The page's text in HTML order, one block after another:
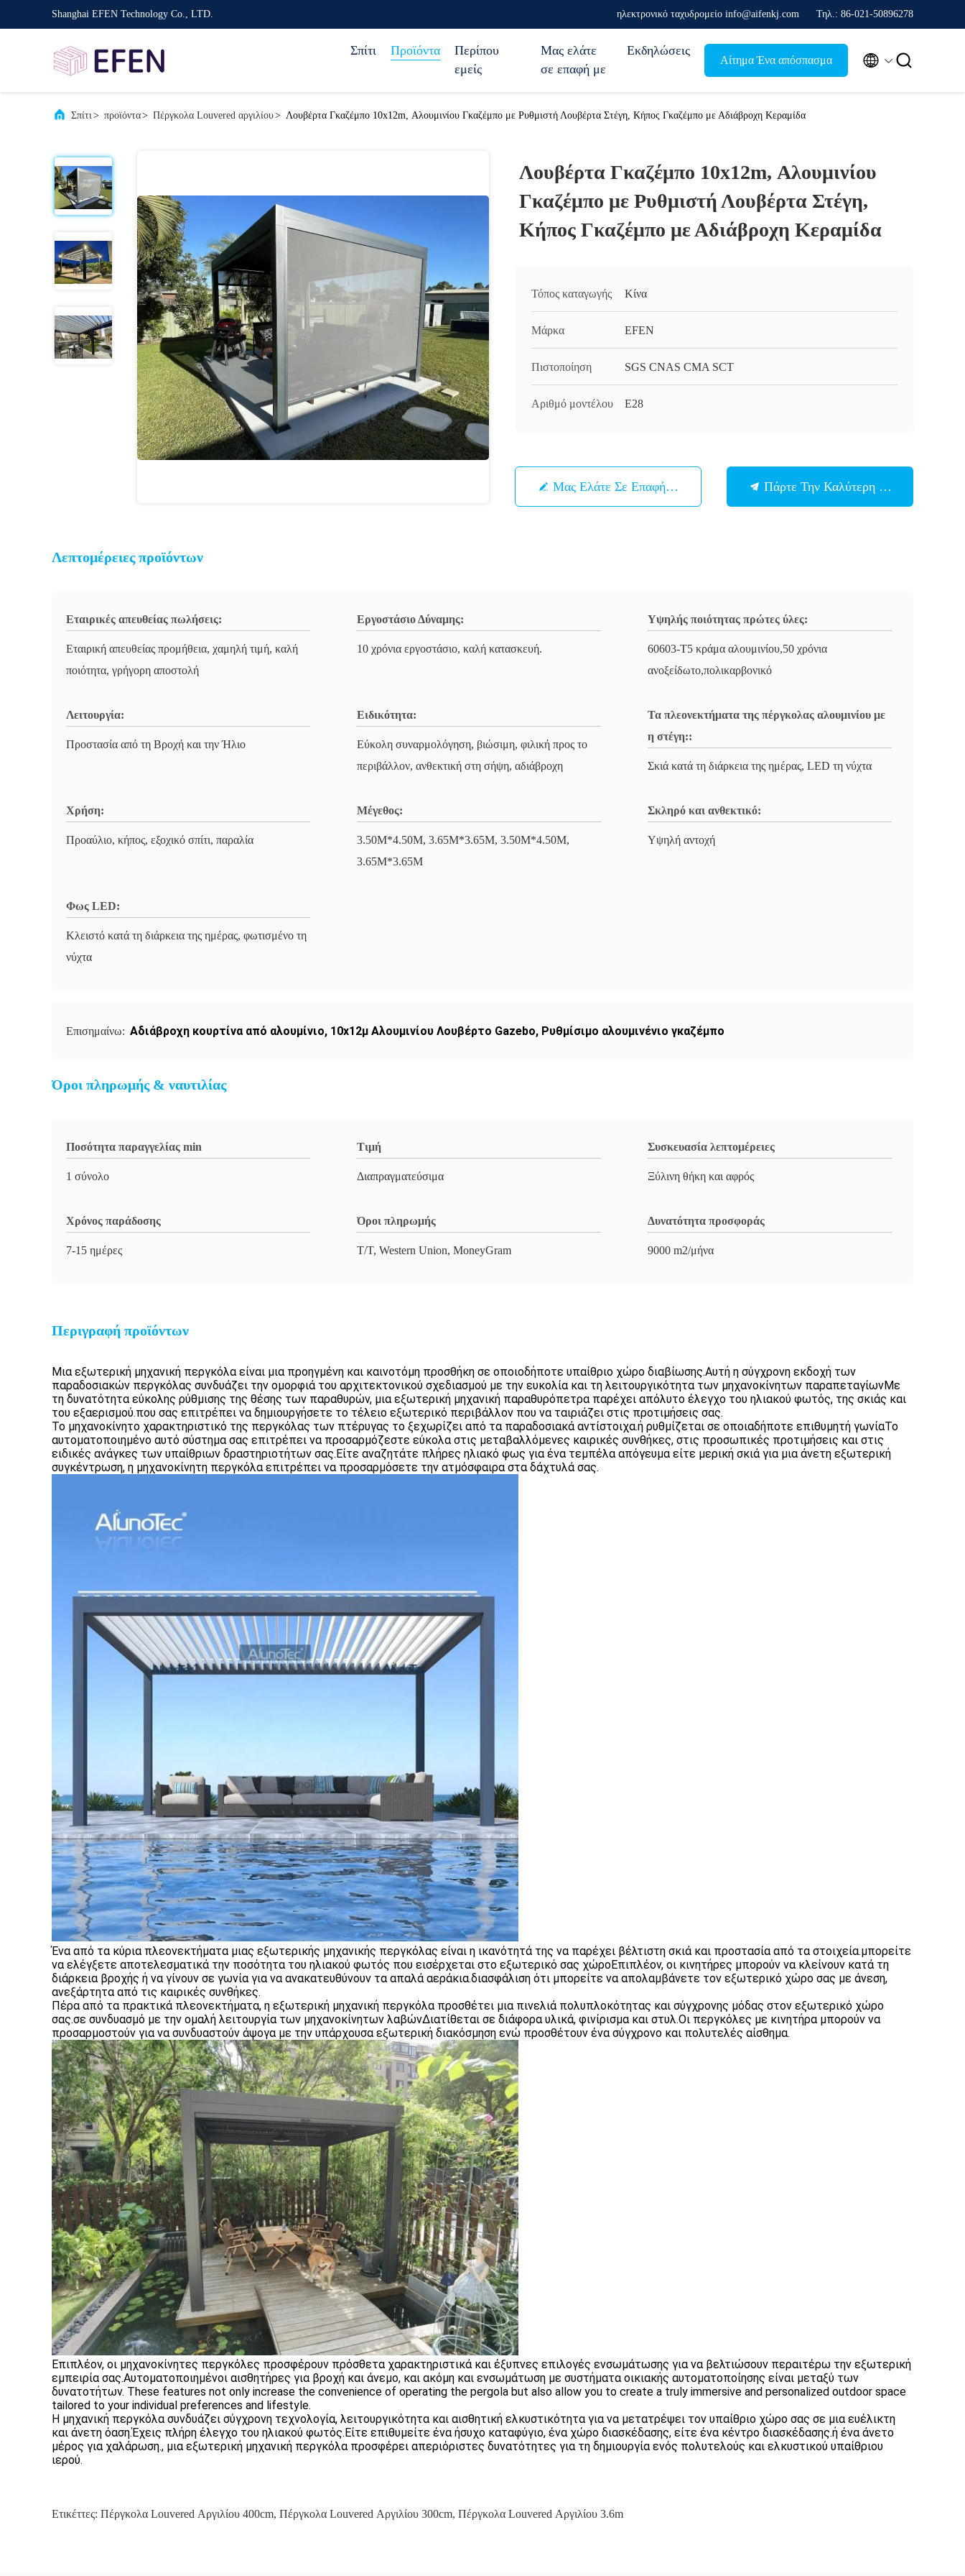
Shanghai EFEN Technology Co., LTD. ηλεκτρονικό ταχυδρομείο info@aifenkj.com Τηλ.: 86-021-50896278
Σπίτι Προϊόντα
Περίπου
εμείς
Μας ελάτε
σε επαφή με
Εκδηλώσεις
Αίτημα Ένα απόσπασμα  
Σπίτι> προϊόντα> Πέργκολα Louvered αργιλίου> Λουβέρτα Γκαζέμπο 10x12m, Αλουμινίου Γκαζέμπο με Ρυθμιστή Λουβέρτα Στέγη, Κήπος Γκαζέμπο με Αδιάβροχη Κεραμίδα
Λουβέρτα Γκαζέμπο 10x12m, Αλουμινίου
Γκαζέμπο με Ρυθμιστή Λουβέρτα Στέγη,
Κήπος Γκαζέμπο με Αδιάβροχη Κεραμίδα
Τόπος καταγωγής Κίνα
Μάρκα EFEN
Πιστοποίηση SGS CNAS CMA SCT
Αριθμό μοντέλου E28
Μας Ελάτε Σε Επαφή Με Πάρτε Την Καλύτερη Τιμή
Λεπτομέρειες προϊόντων
Εταιρικές απευθείας πωλήσεις:
Εταιρική απευθείας προμήθεια, χαμηλή τιμή, καλή
ποιότητα, γρήγορη αποστολή
Εργοστάσιο Δύναμης:
10 χρόνια εργοστάσιο, καλή κατασκευή.
Υψηλής ποιότητας πρώτες ύλες:
60603-T5 κράμα αλουμινίου,50 χρόνια
ανοξείδωτο,πολικαρβονικό
Λειτουργία:
Προστασία από τη Βροχή και την Ήλιο
Ειδικότητα:
Εύκολη συναρμολόγηση, βιώσιμη, φιλική προς το
περιβάλλον, ανθεκτική στη σήψη, αδιάβροχη
Τα πλεονεκτήματα της πέργκολας αλουμινίου με
η στέγη::
Σκιά κατά τη διάρκεια της ημέρας, LED τη νύχτα
Χρήση:
Προαύλιο, κήπος, εξοχικό σπίτι, παραλία
Μέγεθος:
3.50M*4.50M, 3.65M*3.65M, 3.50M*4.50M,
3.65M*3.65M
Σκληρό και ανθεκτικό:
Υψηλή αντοχή
Φως LED:
Κλειστό κατά τη διάρκεια της ημέρας, φωτισμένο τη
νύχτα
Επισημαίνω: Αδιάβροχη κουρτίνα από αλουμίνιο, 10x12μ Αλουμινίου Λουβέρτο Gazebo, Ρυθμίσιμο αλουμινένιο γκαζέμπο
Όροι πληρωμής & ναυτιλίας
Ποσότητα παραγγελίας min
1 σύνολο
Τιμή
Διαπραγματεύσιμα
Συσκευασία λεπτομέρειες
Ξύλινη θήκη και αφρός
Χρόνος παράδοσης
7-15 ημέρες
Όροι πληρωμής
T/T, Western Union, MoneyGram
Δυνατότητα προσφοράς
9000 m2/μήνα
Περιγραφή προϊόντων
Μια εξωτερική μηχανική περγκόλα είναι μια προηγμένη και καινοτόμη προσθήκη σε οποιοδήποτε υπαίθριο χώρο διαβίωσης.Αυτή η σύγχρονη εκδοχή των
παραδοσιακών περγκόλας συνδυάζει την ομορφιά του αρχιτεκτονικού σχεδιασμού με την ευκολία και τη λειτουργικότητα των μηχανοκίνητων παραπεταγίωνΜε
τη δυνατότητα εύκολης ρύθμισης της θέσης των παραθυρών, μια εξωτερική μηχανική παραθυρόπετρα παρέχει απόλυτο έλεγχο του ηλιακού φωτός, της σκιάς και
του εξαερισμού.που σας επιτρέπει να δημιουργήσετε το τέλειο εξωτερικό περιβάλλον που να ταιριάζει στις προτιμήσεις σας.
Το μηχανοκίνητο χαρακτηριστικό της περγκόλας των πτέρυγας το ξεχωρίζει από τα παραδοσιακά αντίστοιχα.ή ρυθμίζεται σε οποιαδήποτε επιθυμητή γωνίαΤο
αυτοματοποιημένο αυτό σύστημα σας επιτρέπει να προσαρμόζεστε εύκολα στις μεταβαλλόμενες καιρικές συνθήκες, στις προσωπικές προτιμήσεις και στις
ειδικές ανάγκες των υπαίθριων δραστηριοτήτων σας.Είτε αναζητάτε πλήρες ηλιακό φως για ένα τεμπέλα απόγευμα είτε μερική σκιά για μια άνετη εξωτερική
συγκέντρωση, η μηχανοκίνητη περγκόλα επιτρέπει να προσαρμόσετε την ατμόσφαιρα στα δάχτυλά σας.
Ένα από τα κύρια πλεονεκτήματα μιας εξωτερικής μηχανικής περγκόλας είναι η ικανότητά της να παρέχει βέλτιστη σκιά και προστασία από τα στοιχεία.μπορείτε
να ελέγξετε αποτελεσματικά την ποσότητα του ηλιακού φωτός που εισέρχεται στο εξωτερικό σας χώροΕπιπλέον, οι κινητήρες μπορούν να κλείνουν κατά τη
διάρκεια βροχής ή να γίνουν σε γωνία για να ανακατευθύνουν τα απαλά αεράκια.διασφάλιση ότι μπορείτε να απολαμβάνετε τον εξωτερικό χώρο σας με άνεση,
ανεξάρτητα από τις καιρικές συνθήκες.
Πέρα από τα πρακτικά πλεονεκτήματα, η εξωτερική μηχανική περγκόλα προσθέτει μια πινελιά πολυπλοκότητας και σύγχρονης μόδας στον εξωτερικό χώρο
σας.σε συνδυασμό με την ομαλή λειτουργία των μηχανοκίνητων λαβώνΔιατίθεται σε διάφορα υλικά, φινίρισμα και στυλ.Οι περγκόλες με κινητήρα μπορούν να
προσαρμοστούν για να συνδυαστούν άψογα με την υπάρχουσα εξωτερική διακόσμηση ενώ προσθέτουν ένα σύγχρονο και πολυτελές αίσθημα.
Επιπλέον, οι μηχανοκίνητες περγκόλες προσφέρουν πρόσθετα χαρακτηριστικά και έξυπνες επιλογές ενσωμάτωσης για να βελτιώσουν περαιτέρω την εξωτερική
εμπειρία σας.Αυτοματοποιημένοι αισθητήρες για βροχή και άνεμο, και ακόμη και ενσωμάτωση με συστήματα οικιακής αυτοματοποίησης είναι μεταξύ των
δυνατοτήτων. These features not only increase the convenience of operating the pergola but also allow you to create a truly immersive and personalized outdoor space
tailored to your individual preferences and lifestyle.
Η μηχανική περγκόλα συνδυάζει σύγχρονη τεχνολογία, λειτουργικότητα και αισθητική ελκυστικότητα για να μετατρέψει τον υπαίθριο χώρο σας σε μια ευέλικτη
και άνετη όαση.Έχεις πλήρη έλεγχο του ηλιακού φωτός.Είτε επιθυμείτε ένα ήσυχο καταφύγιο, ένα χώρο διασκέδασης, είτε ένα κέντρο διασκέδασης.ή ένα άνετο
μέρος για χαλάρωση., μια εξωτερική μηχανική περγκόλα προσφέρει απεριόριστες δυνατότητες για τη δημιουργία ενός πολυτελούς και ελκυστικού υπαίθριου
ιερού.
Ετικέττες: Πέργκολα Louvered Αργιλίου 400cm, Πέργκολα Louvered Αργιλίου 300cm, Πέργκολα Louvered Αργιλίου 3.6m